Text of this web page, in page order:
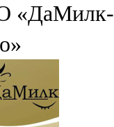
«ДаМилк-